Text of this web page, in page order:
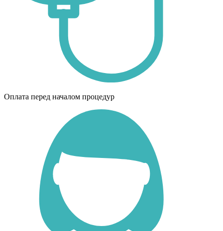
Оплата перед началом процедур